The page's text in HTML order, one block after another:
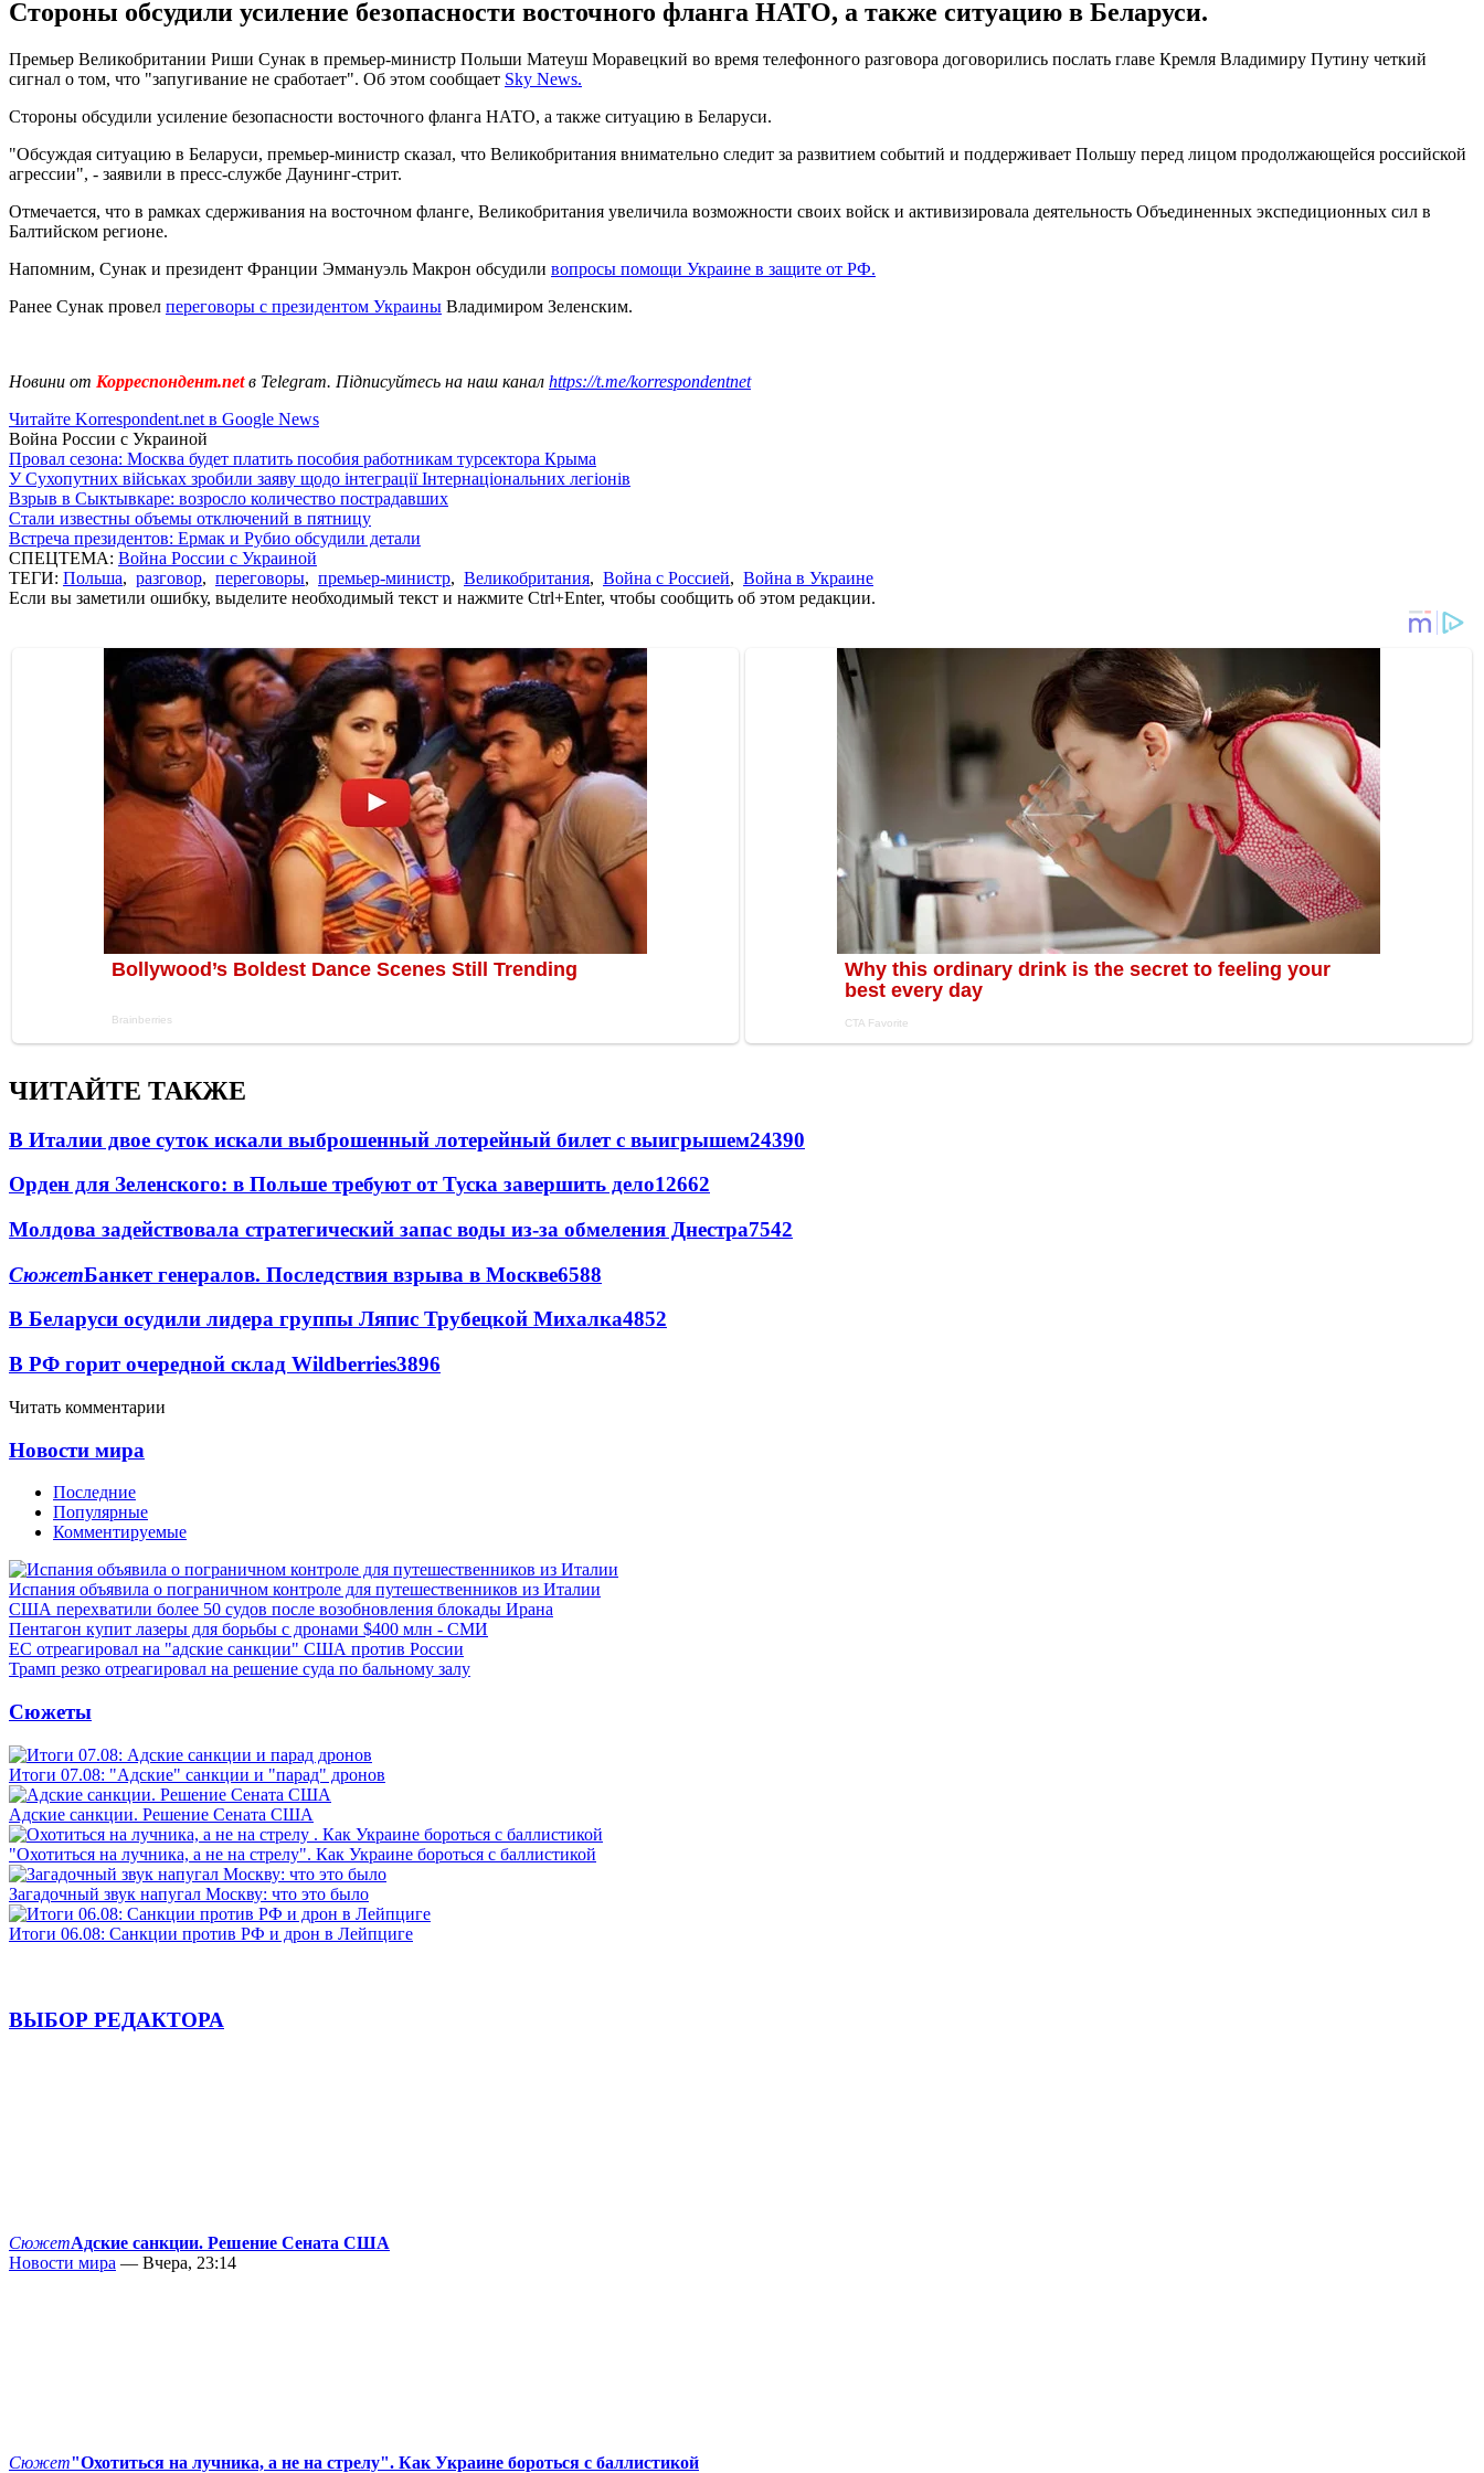
Стороны обсудили усиление безопасности восточного фланга НАТО, а также ситуацию в Беларуси.
Премьер Великобритании Риши Сунак в премьер-министр Польши Матеуш Моравецкий во время телефонного разговора договорились послать главе Кремля Владимиру Путину четкий
сигнал о том, что "запугивание не сработает". Об этом сообщает Sky News.
Стороны обсудили усиление безопасности восточного фланга НАТО, а также ситуацию в Беларуси.
"Обсуждая ситуацию в Беларуси, премьер-министр сказал, что Великобритания внимательно следит за развитием событий и поддерживает Польшу перед лицом продолжающейся российской
агрессии", - заявили в пресс-службе Даунинг-стрит.
Отмечается, что в рамках сдерживания на восточном фланге, Великобритания увеличила возможности своих войск и активизировала деятельность Объединенных экспедиционных сил в
Балтийском регионе.
Напомним, Сунак и президент Франции Эммануэль Макрон обсудили вопросы помощи Украине в защите от РФ.
Ранее Сунак провел переговоры с президентом Украины Владимиром Зеленским.
Новини от Корреспондент.netв Telegram. Підписуйтесь на наш канал https://t.me/korrespondentnet
Читайте Korrespondent.net в Google News
Война России с Украиной
Провал сезона: Москва будет платить пособия работникам турсектора Крыма
У Сухопутних військах зробили заяву щодо інтеграції Інтернаціональних легіонів
Взрыв в Сыктывкаре: возросло количество пострадавших
Стали известны объемы отключений в пятницу
Встреча президентов: Ермак и Рубио обсудили детали
СПЕЦТЕМА: Война России с Украиной
ТЕГИ: Польша, разговор, переговоры, премьер-министр, Великобритания, Война с Россией, Война в Украине
Если вы заметили ошибку, выделите необходимый текст и нажмите Ctrl+Enter, чтобы сообщить об этом редакции.
ЧИТАЙТЕ ТАКЖЕ
В Италии двое суток искали выброшенный лотерейный билет с выигрышем24390
Орден для Зеленского: в Польше требуют от Туска завершить дело12662
Молдова задействовала стратегический запас воды из-за обмеления Днестра7542
СюжетБанкет генералов. Последствия взрыва в Москве6588
В Беларуси осудили лидера группы Ляпис Трубецкой Михалка4852
В РФ горит очередной склад Wildberries3896
Читать комментарии
Новости мира
Последние
Популярные
Комментируемые
Испания объявила о пограничном контроле для путешественников из Италии
США перехватили более 50 судов после возобновления блокады Ирана
Пентагон купит лазеры для борьбы с дронами $400 млн - СМИ
ЕС отреагировал на "адские санкции" США против России
Трамп резко отреагировал на решение суда по бальному залу
Сюжеты
Итоги 07.08: "Адские" санкции и "парад" дронов
Адские санкции. Решение Сената США
"Охотиться на лучника, а не на стрелу". Как Украине бороться с баллистикой
Загадочный звук напугал Москву: что это было
Итоги 06.08: Санкции против РФ и дрон в Лейпциге
ВЫБОР РЕДАКТОРА
СюжетАдские санкции. Решение Сената США
Новости мира — Вчера, 23:14
Сюжет"Охотиться на лучника, а не на стрелу". Как Украине бороться с баллистикой